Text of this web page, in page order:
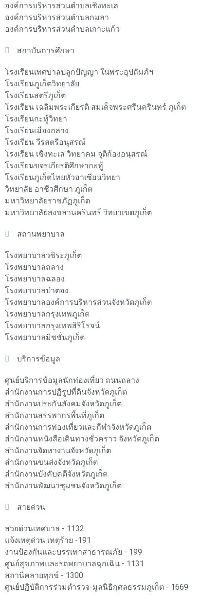
องค์การบริหารส่วนตำบลเชิงทะเล
องค์การบริหารส่วนตำบลกมลา
องค์การบริหารส่วนตำบลเกาะแก้ว
สถาบันการศึกษา
โรงเรียนเทศบาลปลูกปัญญา ในพระอุปถัมภ์ฯ
โรงเรียนภูเก็ตวิทยาลัย
โรงเรียนสตรีภูเก็ต
โรงเรียน เฉลิมพระเกียรติ สมเด็จพระศรีนครินทร์ ภูเก็ต
โรงเรียนกะทู้วิทยา
โรงเรียนเมืองถลาง
โรงเรียน วีรสตรีอนุสรณ์
โรงเรียน เชิงทะเล วิทยาคม จุติก้องอนุสรณ์
โรงเรียนขจรเกียรติศึกษากะทู้
โรงเรียนภูเก็ตไทยหัวอาเซียนวิทยา
วิทยาลัย อาชีวศึกษา ภูเก็ต
มหาวิทยาลัยราชภัฏภูเก็ต
มหาวิทยาลัยสงขลานครินทร์ วิทยาเขตภูเก็ต
สถานพยาบาล
โรงพยาบาลวชิระภูเก็ต
โรงพยาบาลถลาง
โรงพยาบาลฉลอง
โรงพยาบาลป่าตอง
โรงพยาบาลองค์การบริหารส่วนจังหวัดภูเก็ต
โรงพยาบาลกรุงเทพภูเก็ต
โรงพยาบาลกรุงเทพสิริโรจน์
โรงพยาบาลมิชชั่นภูเก็ต
บริการข้อมูล
ศูนย์บริการข้อมูลนักท่องเที่ยว ถนนถลาง
สำนักงานการปฏิรูปที่ดินจังหวัดภูเก็ต
สำนักงานประกันสังคมจังหวัดภูเก็ต
สำนักงานสรรพากรพื้นที่ภูเก็ต
สำนักงานการท่องเที่ยวและกีฬาจังหวัดภูเก็ต
สำนักงานหนังสือเดินทางชั่วคราว จังหวัดภูเก็ต
สำนักงานจัดหางานจังหวัดภูเก็ต
สำนักงานขนส่งจังหวัดภูเก็ต
สำนักงานบังคับคดีจังหวัดภูเก็ต
สำนักงานพัฒนาชุมชนจังหวัดภูเก็ต
สายด่วน
สวยด่วนเทศบาล - 1132
แจ้งเหตุด่วน เหตุร้าย -191
งานป้องกันและบรรเทาสาธารณภัย - 199
ศูนย์สุขภาพและรถพยาบาลฉุกเฉิน - 1131
สถานีคลายทุกข์ - 1300
ศูนย์ปฏิบัติการร่วมตำรวจ-มูลนิธิกุศลธรรมภูเก็ต - 1669